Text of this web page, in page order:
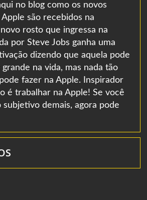
no blog como os novos
são recebidos na
rosto que ingressa na
por Steve Jobs ganha uma
dizendo que aquela pode
na vida, mas nada tão
fazer na Apple. Inspirador
é trabalhar na Apple! Se você
subjetivo demais, agora pode